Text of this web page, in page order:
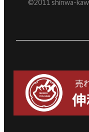
プライバシ
当社は、プ
正、削除、
は、合理的な
れに応じます
©︎2011 shinwa-